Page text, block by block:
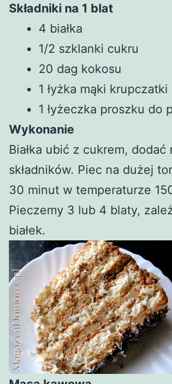
Składniki na 1 blat
4 białka
1/2 szklanki cukru
20 dag kokosu
1 łyżka mąki krupczatki
1 łyżeczka proszku do
Wykonanie
Białka ubić z cukrem, dodać
składników. Piec na dużej
30 minut w temperaturze
Pieczemy 3 lub 4 blaty,
białek.